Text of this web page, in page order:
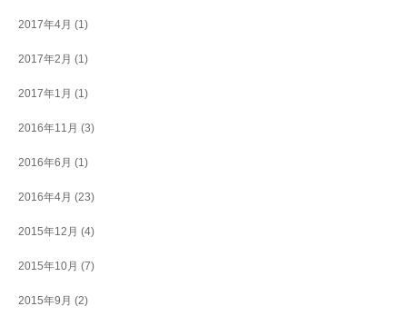
2017年4月 (1)
2017年2月 (1)
2017年1月 (1)
2016年11月 (3)
2016年6月 (1)
2016年4月 (23)
2015年12月 (4)
2015年10月 (7)
2015年9月 (2)